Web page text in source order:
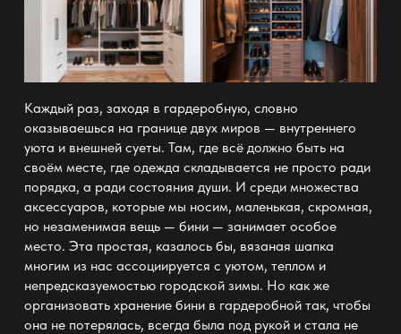
Каждый раз, заходя в гардеробную, словно
оказываешься на границе двух миров — внутреннего
уюта и внешней суеты. Там, где всё должно быть на
своём месте, где одежда складывается не просто ради
порядка, а ради состояния души. И среди множества
аксессуаров, которые мы носим, маленькая, скромная,
но незаменимая вещь — бини — занимает особое
место. Эта простая, казалось бы, вязаная шапка
многим из нас ассоциируется с уютом, теплом и
непредсказуемостью городской зимы. Но как же
организовать хранение бини в гардеробной так, чтобы
она не потерялась, всегда была под рукой и стала не